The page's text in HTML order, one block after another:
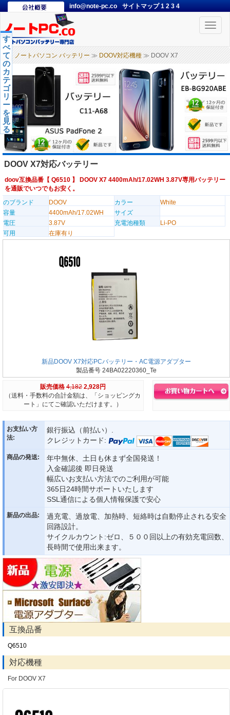
info@note-pc.co サイトマップ1 2 3 4
Toggle
ノートパソコン バッテリー ≫ DOOV対応機種 ≫ DOOV X7
す
べ
て
の
カ
テ
ゴ
リ
ー
を
見
る
DOOV X7対応バッテリー
doov互換品番【 Q6510 】 DOOV X7 4400mAh/17.02WH 3.87V専用バッテリー
を通販でいつでもお安く。
のブランド
DOOV カラー
White
容量
4400mAh/17.02WH
サイズ
電圧
3.87V 充電池種類
Li-PO
可用
在庫有り
新品DOOV X7対応PCバッテリー・AC電源アダプター
製品番号 24BA02220360_Te
販売価格 4,182 2,928円
（送料・手数料の合計金額は、「ショッピングカ
ート」にてご確認いただけます。）
お支払い方
法:
銀行振込（前払い）.
クレジットカード:
商品の発送:
年中無休、土日も休まず全国発送！
入金確認後 即日発送
幅広いお支払い方法でのご利用が可能
365日24時間サポートいたします
SSL通信による個人情報保護で安心
新品の出品:
過充電、過放電、加熱時、短絡時は自動停止される安全
回路設計。
サイクルカウント:ゼロ、５００回以上の有効充電回数、
長時間で使用出来ます。
互換品番
Q6510
対応機種
For DOOV X7